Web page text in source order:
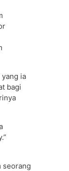
ia
bagi
seorang